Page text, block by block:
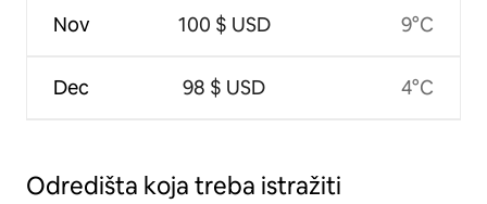
Nov
Dec
100 $ USD
98 $ USD
9°C
4°C
Odredišta koja treba istražiti